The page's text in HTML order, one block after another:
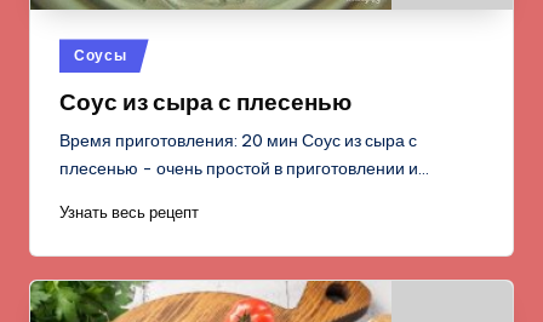
Опубликовано
в
Соусы
Соус из сыра с плесенью
Время приготовления: 20 мин Соус из сыра с
плесенью - очень простой в приготовлении и…
Узнать весь рецепт